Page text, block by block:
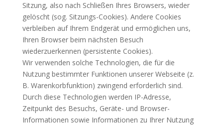
Sitzung, also nach Schließen Ihres Browsers, wieder
gelöscht (sog. Sitzungs-Cookies). Andere Cookies
verbleiben auf Ihrem Endgerät und ermöglichen uns,
Ihren Browser beim nächsten Besuch
wiederzuerkennen (persistente Cookies).
Wir verwenden solche Technologien, die für die
Nutzung bestimmter Funktionen unserer Webseite (z.
B. Warenkorbfunktion) zwingend erforderlich sind.
Durch diese Technologien werden IP-Adresse,
Zeitpunkt des Besuchs, Geräte- und Browser-
Informationen sowie Informationen zu Ihrer Nutzung